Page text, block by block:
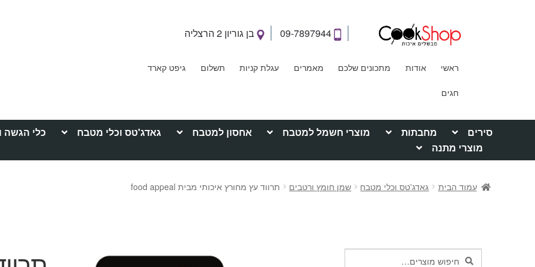
09-7897944 בן גוריון 2 הרצליה
ראשי אודות מתכונים שלכם מאמרים עגלת קניות תשלום גיפט קארד
חגים
סירים מחבתות מוצרי חשמל למטבח אחסון למטבח גאדג'טס וכלי מטבח כלי הגשה
מוצרי מתנה
עמוד הבית גאדג'טס וכלי מטבח שמן חומץ ורטבים תרווד עץ מחורץ איכותי מבית food appeal
חיפושחיפוש